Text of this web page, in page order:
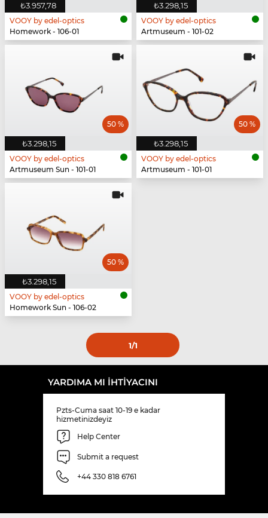
₺3.957,78
VOOY by edel-optics
Homework - 106-01
₺3.298,15
VOOY by edel-optics
Artmuseum - 101-02
₺3.298,15
50 %
VOOY by edel-optics
Artmuseum Sun - 101-01
₺3.298,15
50 %
VOOY by edel-optics
Artmuseum - 101-01
₺3.298,15
50 %
VOOY by edel-optics
Homework Sun - 106-02
1/1
YARDIMA MI IHTIYACINI
Pzts-Cuma saat 10-19 e kadar
hizmetinizdeyiz
Help Center
Submit a request
+44 330 818 6761